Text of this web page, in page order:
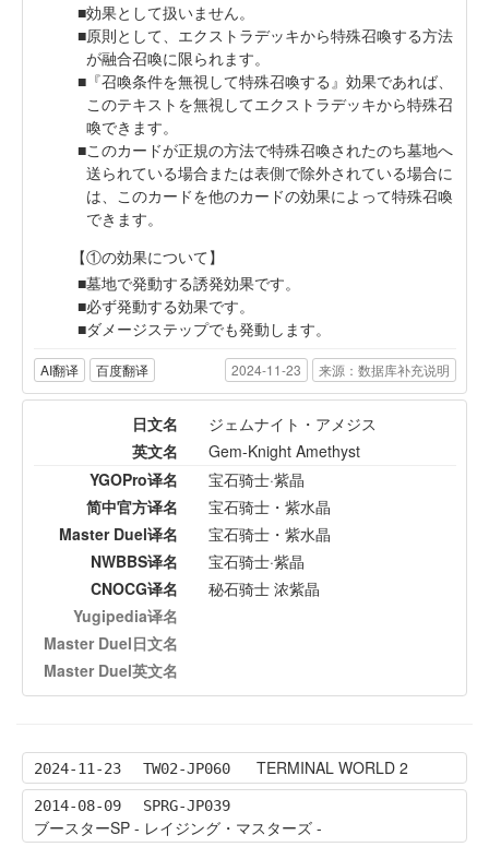
効果として扱いません。
原則として、エクストラデッキから特殊召喚する方法
が融合召喚に限られます。
『召喚条件を無視して特殊召喚する』効果であれば、
このテキストを無視してエクストラデッキから特殊召
喚できます。
このカードが正規の方法で特殊召喚されたのち墓地へ
送られている場合または表側で除外されている場合に
は、このカードを他のカードの効果によって特殊召喚
できます。
【①の効果について】
墓地で発動する誘発効果です。
必ず発動する効果です。
ダメージステップでも発動します。
AI翻译 百度翻译 2024-11-23 来源：数据库补充说明
日文名
ジェムナイト・アメジス
英文名
Gem-Knight Amethyst
YGOPro译名
宝石骑士·紫晶
简中官方译名
宝石骑士・紫水晶
Master Duel译名
宝石骑士・紫水晶
NWBBS译名
宝石骑士·紫晶
CNOCG译名
秘石骑士 浓紫晶
Yugipedia译名
Master Duel日文名
Master Duel英文名
2024-11-23 TW02-JP060 TERMINAL WORLD 2
2014-08-09 SPRG-JP039
ブースターSP - レイジング・マスターズ -